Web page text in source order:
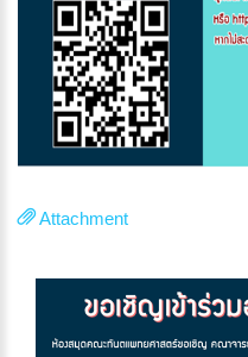
Attachment